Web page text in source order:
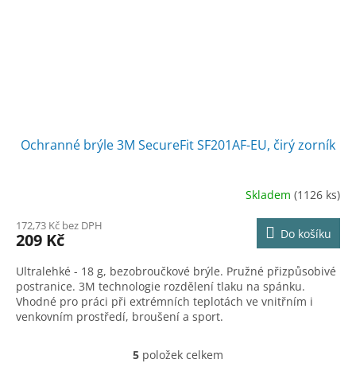
Ochranné brýle 3M SecureFit SF201AF-EU, čirý zorník
Skladem (1126 ks)
172,73 Kč bez DPH
209 Kč Do košíku
Ultralehké - 18 g, bezobroučkové brýle. Pružné přizpůsobivé
postranice. 3M technologie rozdělení tlaku na spánku.
Vhodné pro práci při extrémních teplotách ve vnitřním i
venkovním prostředí, broušení a sport.
O
5 položek celkem